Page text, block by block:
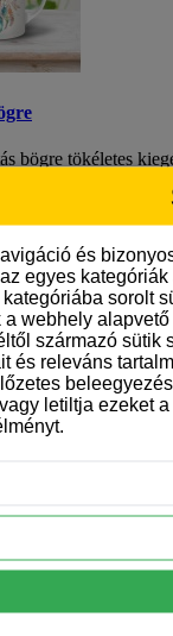
bögre tökéletes
A bögre kül..
2.591 Ft
bögre tökéletes
A bögre kül..
2.591 Ft
és
egyes
sorolt
a webhely
származó
és releváns
letiltja ezeket